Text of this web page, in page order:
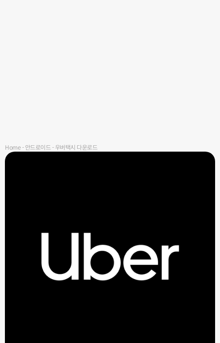
Home-안드로이드-우버택시 다운로드